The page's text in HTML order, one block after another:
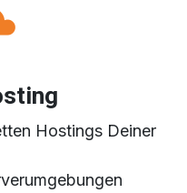
Hostings Deiner